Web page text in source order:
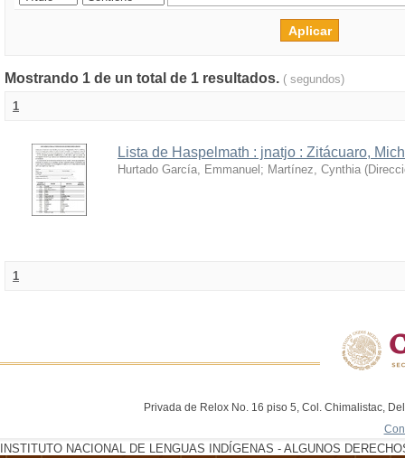
Mostrando 1 de un total de 1 resultados. ( segundos)
1
Lista de Haspelmath : jnatjo : Zitácuaro,
Hurtado García, Emmanuel ; Martínez, Cynthia (
1
Privada de Relox No. 16 piso 5, Col. Chimalistac,
INSTITUTO NACIONAL DE LENGUAS INDÍGENAS - ALGUNOS